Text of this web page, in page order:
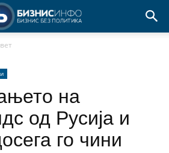
на
од Русија и
го чини